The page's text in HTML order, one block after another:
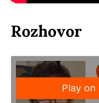
Rozhovor